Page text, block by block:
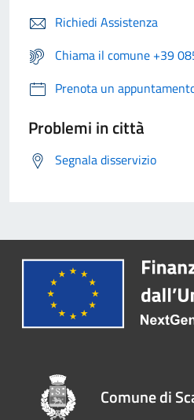
Richiedi Assistenza
Chiama il comune +39
Prenota un
Problemi in città
Segnala disservizio
Comune di